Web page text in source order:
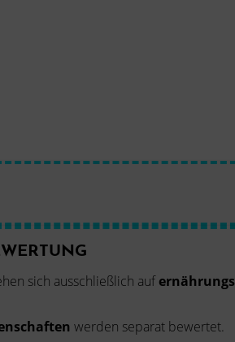
sich ausschließlich auf
werden separat bewertet.